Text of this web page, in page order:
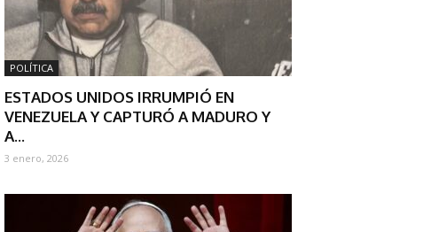
POLÍTICA
ESTADOS UNIDOS IRRUMPIÓ EN
VENEZUELA Y CAPTURÓ A MADURO Y
A...
3 enero, 2026